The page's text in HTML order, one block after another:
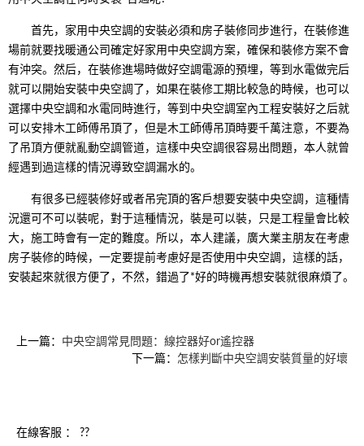
首先，家用中央空調的安裝必須和房子裝修同步進行，在裝修進
場前就要找暖通公司確定好家用中央空調方案，確保和裝修方案不會
有沖突。然后，在裝修進場時做好空調電源的預埋，等到水電做完后
就可以開始安裝中央空調了，如果在裝修工期比較急的時候，也可以
選擇中央空調和水電同時進行，等到中央空調室內工程安裝好之后就
可以安排木工師傅吊頂了，但是木工師傅吊頂時要千萬注意，不要為
了吊頂方便就亂動空調管道，這樣中央空調很容易出問題，本人就曾
經遇到過這樣的情況導致空調漏水的。
有很多已經裝修好或者吊完頂的客戶想要安裝中央空調，這種情
況還可不可以裝呢，對于這種情況，裝是可以裝，只是工程量會比較
大，施工時會有一定的難度。所以，本人建議，廣大業主朋友在考慮
房子裝修的時候，一定要提前考慮好是否使用中央空調，這樣的話，
安裝起來就很方便了，不然，錯過了*好的時機再想安裝就很麻煩了。
上一篇： 中央空調常見問題：線控器好or遙控器
下一篇： 怎樣判斷中央空調安裝質量的好壞
在線客服 ： ??